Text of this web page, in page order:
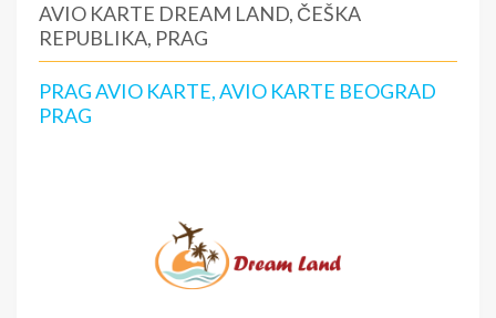
AVIO KARTE DREAM LAND, ČEŠKA
REPUBLIKA, PRAG
PRAG AVIO KARTE, AVIO KARTE BEOGRAD
PRAG